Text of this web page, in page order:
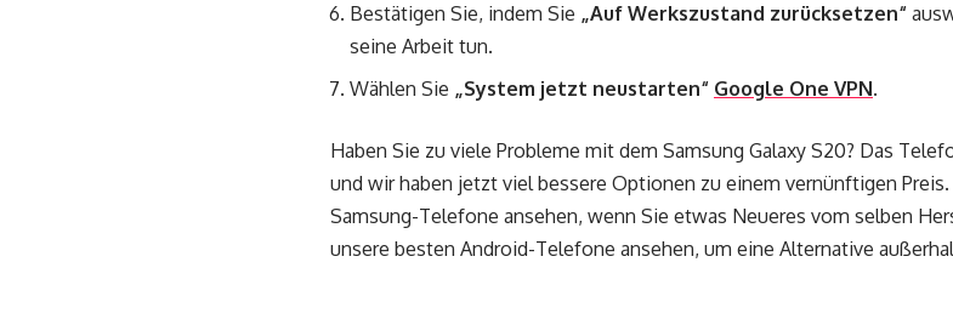
Bestätigen Sie, indem Sie „Auf Werkszustand zurücksetzen“
seine Arbeit tun.
Wählen Sie „System jetzt neustarten“ Google One VPN.
Haben Sie zu viele Probleme mit dem Samsung Galaxy S20? Das
und wir haben jetzt viel bessere Optionen zu einem vernünftigen
Samsung-Telefone ansehen, wenn Sie etwas Neueres vom selben
unsere besten Android-Telefone ansehen, um eine Alternative